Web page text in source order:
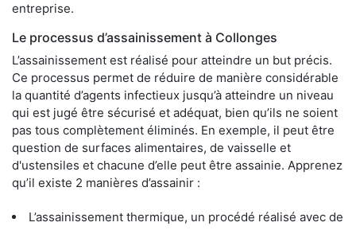
entreprise.
Le processus d’assainissement à Collonges
L’assainissement est réalisé pour atteindre un but précis.
Ce processus permet de réduire de manière considérable
la quantité d’agents infectieux jusqu’à atteindre un niveau
qui est jugé être sécurisé et adéquat, bien qu’ils ne soient
pas tous complètement éliminés. En exemple, il peut être
question de surfaces alimentaires, de vaisselle et
d'ustensiles et chacune d’elle peut être assainie. Apprenez
qu’il existe 2 manières d’assainir :
L’assainissement thermique, un procédé réalisé avec de